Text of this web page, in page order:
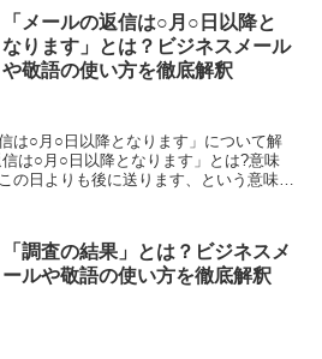
「メールの返信は○月○日以降と
なります」とは？ビジネスメール
や敬語の使い方を徹底解釈
は○月○日以降となります」について解
は○月○日以降となります」とは?意味
の日よりも後に送ります、という意味で
「調査の結果」とは？ビジネスメ
ールや敬語の使い方を徹底解釈